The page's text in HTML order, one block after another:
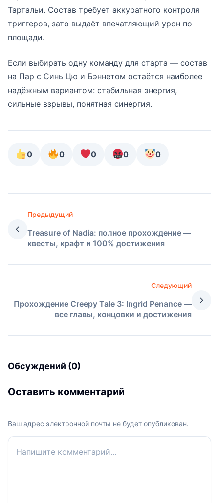
Тартальи. Состав требует аккуратного контроля
триггеров, зато выдаёт впечатляющий урон по
площади.
Если выбирать одну команду для старта — состав
на Пар с Синь Цю и Бэннетом остаётся наиболее
надёжным вариантом: стабильная энергия,
сильные взрывы, понятная синергия.
0 0 0 0 0
Предыдущий
Treasure of Nadia: полное прохождение —
квесты, крафт и 100% достижения
Следующий
Прохождение Creepy Tale 3: Ingrid Penance —
все главы, концовки и достижения
Обсуждений (0)
Оставить комментарий
Ваш адрес электронной почты не будет опубликован.
Ваш комментарий